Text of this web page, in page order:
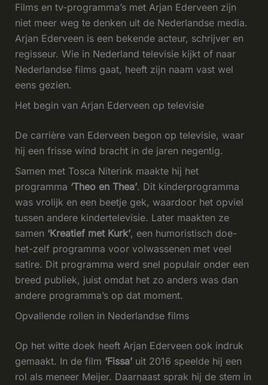
Films en tv-programma’s met Arjan Ederveen zijn
niet meer weg te denken uit de Nederlandse media.
Arjan Ederveen is een bekende acteur, schrijver en
regisseur. Wie in Nederland televisie kijkt of naar
Nederlandse films gaat, heeft zijn naam vast wel
eens gezien.
Het begin van Arjan Ederveen op televisie
De carrière van Ederveen begon op televisie, waar
hij een frisse wind bracht in de jaren negentig.
Samen met Tosca Niterink maakte hij het
programma ‘Theo en Thea’. Dit kinderprogramma
was vrolijk en een beetje gek, waardoor het opviel
tussen andere kindertelevisie. Later maakten ze
samen ‘Kreatief met Kurk’, een humoristisch doe-
het-zelf programma voor volwassenen met veel
satire. Dit programma werd snel populair onder een
breed publiek, juist omdat het zo anders was dan
andere programma’s op dat moment.
Opvallende rollen in Nederlandse films
Op het witte doek heeft Arjan Ederveen ook indruk
gemaakt. In de film ‘Fissa’uit 2016 speelde hij een
rol als meneer Meijer. Daarnaast sprak hij de stem in